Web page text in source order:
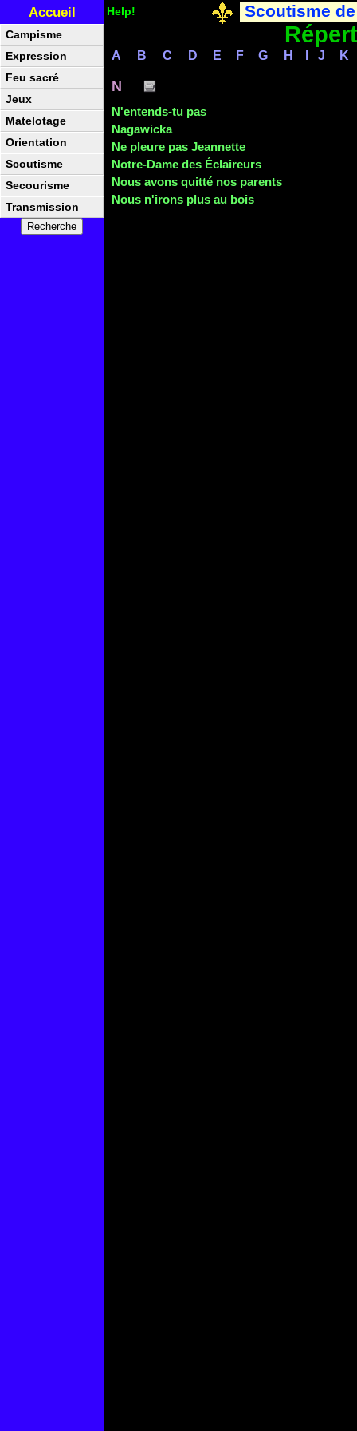
Accueil Help! Scoutisme
A B C D E F G H J K
N
N'entends-tu pas
Nagawicka
Ne pleure pas Jeannette
Notre-Dame des Éclaireurs
Nous avons quitté nos parents
Nous n'irons plus au bois
Campisme
Expression
Feu sacré
Jeux
Matelotage
Orientation
Scoutisme
Secourisme
Transmission